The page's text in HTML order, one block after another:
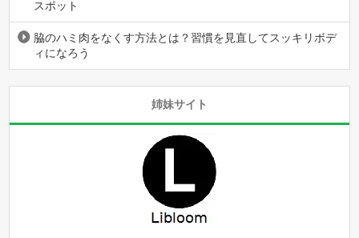
スポット
脇のハミ肉をなくす方法とは？習慣を見直してスッキリボデ
ィになろう
姉妹サイト